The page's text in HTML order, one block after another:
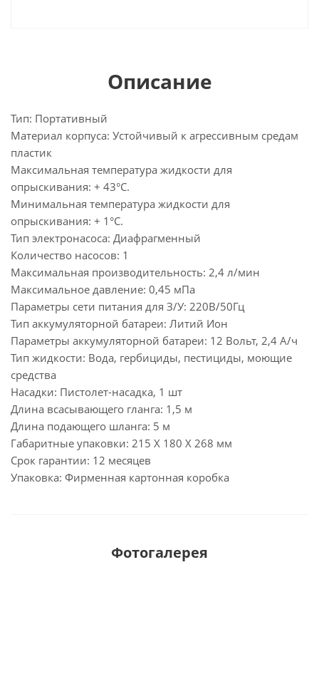
Описание
Тип: Портативный
Материал корпуса: Устойчивый к агрессивным средам
пластик
Максимальная температура жидкости для
опрыскивания: + 43°C.
Минимальная температура жидкости для
опрыскивания: + 1°C.
Тип электронасоса: Диафрагменный
Количество насосов: 1
Максимальная производительность: 2,4 л/мин
Максимальное давление: 0,45 мПа
Параметры сети питания для З/У: 220В/50Гц
Тип аккумуляторной батареи: Литий Ион
Параметры аккумуляторной батареи: 12 Вольт, 2,4 А/ч
Тип жидкости: Вода, гербициды, пестициды, моющие
средства
Насадки: Пистолет-насадка, 1 шт
Длина всасывающего гланга: 1,5 м
Длина подающего шланга: 5 м
Габаритные упаковки: 215 X 180 X 268 мм
Срок гарантии: 12 месяцев
Упаковка: Фирменная картонная коробка
Фотогалерея